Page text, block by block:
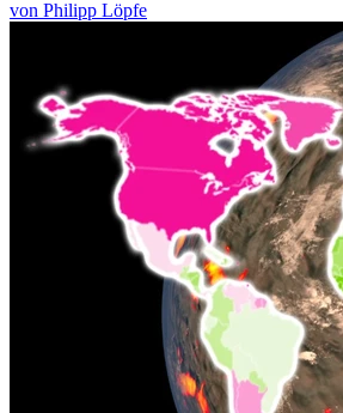
von Philipp Löpfe